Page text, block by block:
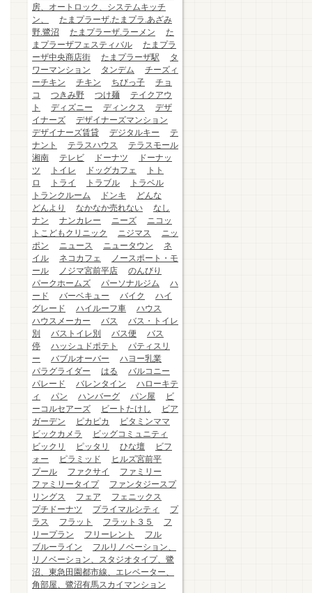
房、オートロック、システムキッチ
ン、
たまプラーザ.たまプラ.あざみ
野.鷺沼
たまプラーザ.ラーメン
た
まプラーザフェスティバル
たまプラ
ーザ中央商店街
たまプラーザ駅
タ
ワーマンション
タンデム
チーズィ
ーチキン
チキン ちびっ子
チョ
コ
つきみ野 つけ麺
テイクアウ
ト
ディズニー ディンクス
デザ
イナーズ
デザイナーズマンション
デザイナーズ賃貸
デジタルキー
テ
ナント
テラスハウス
テラスモール
湘南
テレビ ドーナツ
ドーナッ
ツ
トイレ ドッグカフェ
トト
ロ
トライ トラブル
トラベル
トランクルーム
ドンキ
どんな
どんより
なかなか売れない
なし
ナン
ナンカレー ニーズ
ニコッ
トこどもクリニック
ニジマス
ニッ
ポン
ニュース ニュータウン
ネ
イル
ネコカフェ
ノースポート・モ
ール
ノジマ宮前平店
のんびり
パークホームズ
パーソナルジム
ハ
ード
バーベキュー バイク
ハイ
グレード
ハイルーフ車
ハウス
ハウスメーカー
バス
バス・トイレ
別
バストイレ別 バス便
バス
停
ハッシュドポテト
パティスリ
ー
バブルオーバー
ハヨー乳業
パラグライダー
はる
バルコニー
パレード
バレンタイン
ハローキテ
ィ
パン ハンバーグ パン屋
ビ
ーコルセアーズ
ビートたけし
ビア
ガーデン
ピカピカ
ビタミンママ
ビックカメラ
ビッグコミュニティ
ビックリ
ピッタリ ひな壇
ビフ
ォー
ピラミッド
ヒルズ宮前平
プール
ファクサイ
ファミリー
ファミリータイプ
ファンタジースプ
リングス
フェア
フェニックス
プチドーナツ
プライマルシティ
プ
ラス
フラット フラット３５
フ
リープラン
フリーレント
フル
ブルーライン
フルリノベーション、
リノベーション、スタジオタイプ、鷺
沼、東急田園都市線、エレベーター、
角部屋、鷺沼有馬スカイマンション